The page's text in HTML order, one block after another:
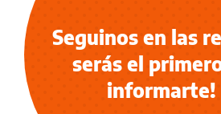
OCIO
Seguinos en las
serás el
informarte!